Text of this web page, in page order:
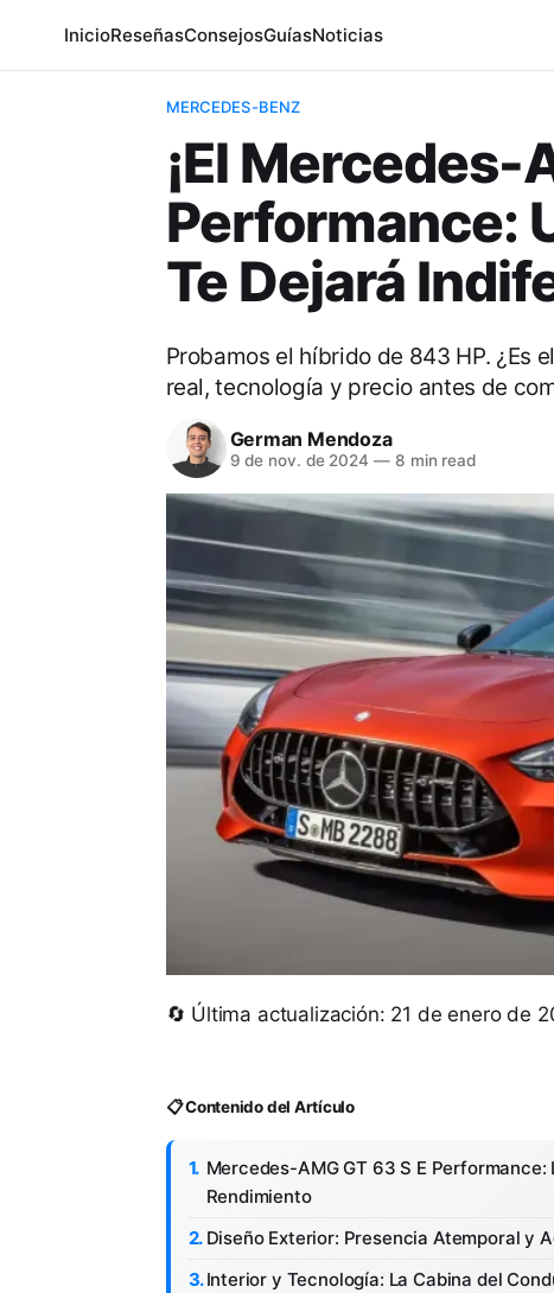
InicioReseñasConsejosGuíasNoticias
MERCEDES-BENZ
¡El Mercedes-
Performance:
Te Dejará
Probamos el híbrido de 843 HP. ¿Es
real, tecnología y precio antes de
German Mendoza
9 de nov. de 2024 —8 min read
🔄 Última actualización: 21 de enero de
📋 Contenido del Artículo
Mercedes-AMG GT 63 S E
Rendimiento
Diseño Exterior: Presencia Atemporal y
Interior y Tecnología: La Cabina del